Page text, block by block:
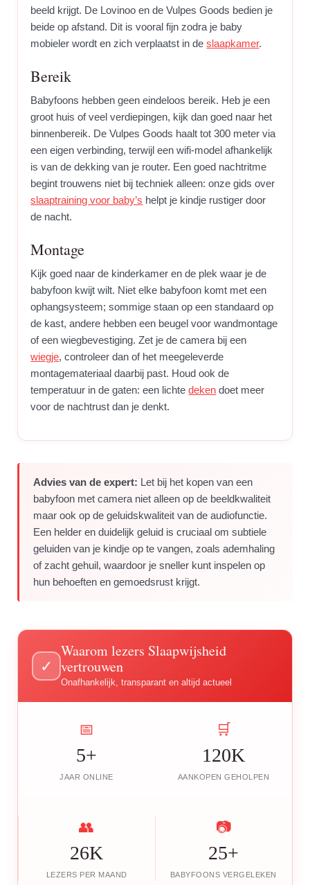
beeld krijgt. De Lovinoo en de Vulpes Goods bedien je
beide op afstand. Dit is vooral fijn zodra je baby
mobieler wordt en zich verplaatst in deslaapkamer.
Bereik
Babyfoons hebben geen eindeloos bereik. Heb je een
groot huis of veel verdiepingen, kijk dan goed naar het
binnenbereik. De Vulpes Goods haalt tot 300 meter via
een eigen verbinding, terwijl een wifi-model afhankelijk
is van de dekking van je router. Een goed nachtritme
begint trouwens niet bij techniek alleen: onze gids over
slaaptraining voor baby’s helpt je kindje rustiger door
de nacht.
Montage
Kijk goed naar de kinderkamer en de plek waar je de
babyfoon kwijt wilt. Niet elke babyfoon komt met een
ophangsysteem; sommige staan op een standaard op
de kast, andere hebben een beugel voor wandmontage
of een wiegbevestiging. Zet je de camera bij een
wiegje, controleer dan of het meegeleverde
montagemateriaal daarbij past. Houd ook de
temperatuur in de gaten: een lichtedeken doet meer
voor de nachtrust dan je denkt.
Advies van de expert: Let bij het kopen van een
babyfoon met camera niet alleen op de beeldkwaliteit
maar ook op de geluidskwaliteit van de audiofunctie.
Een helder en duidelijk geluid is cruciaal om subtiele
geluiden van je kindje op te vangen, zoals ademhaling
of zacht gehuil, waardoor je sneller kunt inspelen op
hun behoeften en gemoedsrust krijgt.
✓
Waarom lezers Slaapwijsheid
vertrouwen
Onafhankelijk, transparant en altijd actueel
📅
5+
JAAR ONLINE
🛒
120K
AANKOPEN GEHOLPEN
👥
26K
LEZERS PER MAAND
📷
25+
BABYFOONS VERGELEKEN